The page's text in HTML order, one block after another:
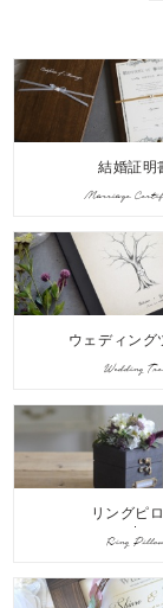
結婚証明
Marriage
ウェディング
Wedding
リングピ
Ring